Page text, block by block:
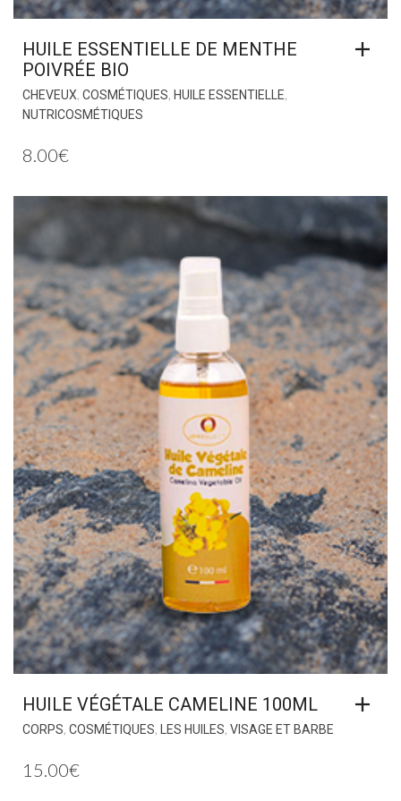
HUILE ESSENTIELLE DE MENTHE
POIVRÉE BIO
CHEVEUX, COSMÉTIQUES, HUILE ESSENTIELLE,
NUTRICOSMÉTIQUES
8.00€
HUILE VÉGÉTALE CAMELINE 100ML
CORPS, COSMÉTIQUES, LES HUILES, VISAGE ET BARBE
15.00€